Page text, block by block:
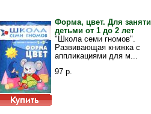
Форма, цвет. Для
детьми от 1 до 2 лет
"Школа семи гномов".
Развивающая книжка с
аппликациями для м...
97 р.